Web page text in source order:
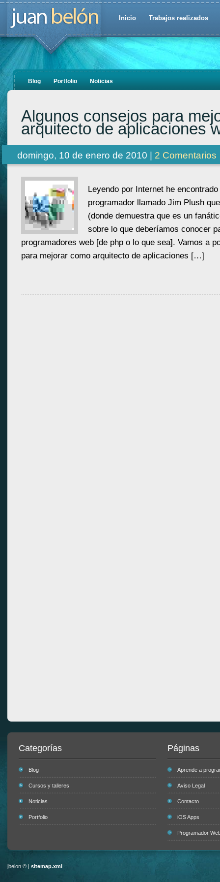
Inicio Trabajos realizados
Blog Portfolio Noticias
Algunos consejos para
arquitecto de aplicaciones
domingo, 10 de enero de 2010 | 2 Comentarios
Leyendo por Internet he
programador llamado Jim Plush
(donde demuestra que es un
sobre lo que deberíamos conocer
programadores web [de php o lo que sea]. Vamos a
para mejorar como arquitecto de aplicaciones […]
Categorías
Blog
Cursos y talleres
Noticias
Portfolio
Páginas
Aprende a
Aviso Legal
Contacto
iOS Apps
Programador
jbelon © | sitemap.xml